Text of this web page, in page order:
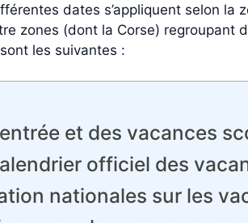
dates s’appliquent selon la
zones (dont la Corse) regroupant
sont les suivantes :
et des vacances
officiel des
nationales sur les